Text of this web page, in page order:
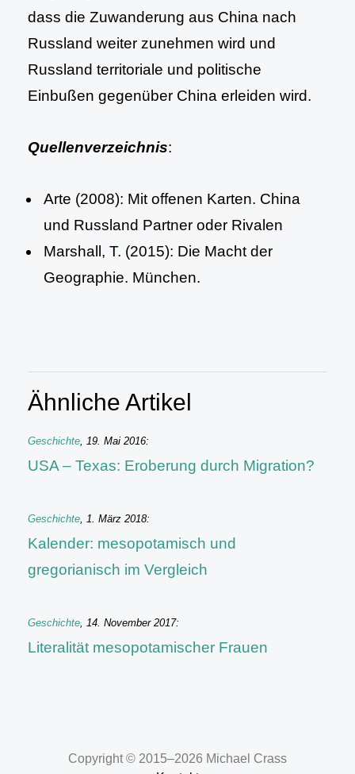
dass die Zuwanderung aus China nach
Russland weiter zunehmen wird und
Russland territoriale und politische
Einbußen gegenüber China erleiden wird.
Quellenverzeichnis:
Arte (2008): Mit offenen Karten. China
und Russland Partner oder Rivalen
Marshall, T. (2015): Die Macht der
Geographie. München.
Ähnliche Artikel
Geschichte, 19. Mai 2016:
USA – Texas: Eroberung durch Migration?
Geschichte, 1. März 2018:
Kalender: mesopotamisch und
gregorianisch im Vergleich
Geschichte, 14. November 2017:
Literalität mesopotamischer Frauen
Copyright © 2015–2026 Michael Crass